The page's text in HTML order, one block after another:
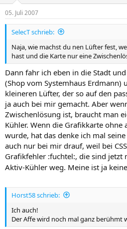
05. Juli 2007
SelecT schrieb:
Naja, wie machst du nen Lüfter fest,
hast und die Karte nur eine
Dann fahr ich eben in die Stadt
(Shop vom Systemhaus Erdmann)
kleineren Lüfter, der so auf den
ja auch bei mir gemacht. Aber
Zwischenlösung ist, braucht man
Kühler. Wenn die Grafikkarte
wurde, hat das denke ich mal
auch nur bei mir drauf, weil bei
Grafikfehler :fuchtel:, die sind jetzt
Aktiv-Kühler weg. Meine ist ja
Horst58 schrieb:
Ich auch!
Der Affe wird noch mal ganz berühmt